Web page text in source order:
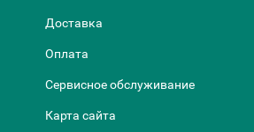
Доставка
Оплата
Сервисное обслуживание
Карта сайта